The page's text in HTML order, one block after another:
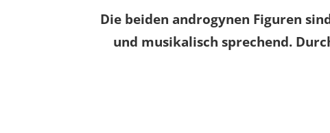
Die beiden androgynen Figuren
und musikalisch sprechend.